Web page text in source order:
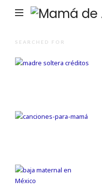
SEARCHED FOR